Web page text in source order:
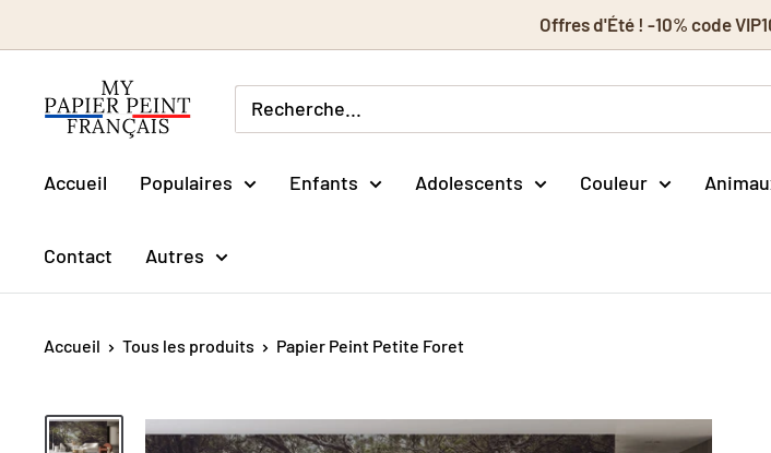
au
Offres d'Été ! -10% code
Accueil Populaires Enfants Adolescents Couleur
Contact Autres
Accueil Tous les produits Papier Peint Petite Foret